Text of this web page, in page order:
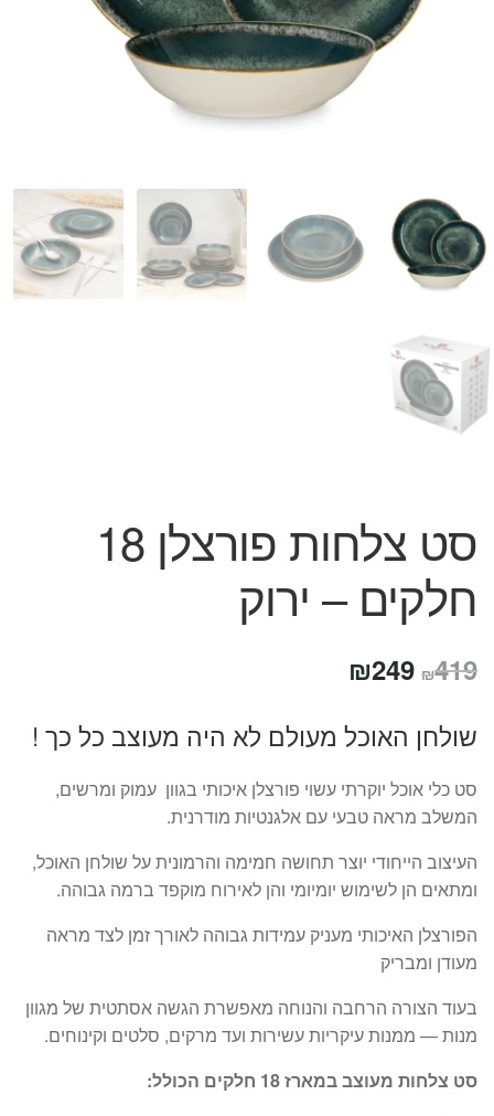
המותגים שלנו
מתנות לחנוכת בית
עגלת קניות
תשלום
סט צלחות פורצלן 18
חלקים – ירוק
₪419 המחיר
היה:
₪419.
₪249
הוא:
₪249.
שולחן האוכל מעולם לא היה מעוצב כל כך !
סט כלי אוכל יוקרתי עשוי פורצלן איכותי בגוון עמוק ומרשים,
המשלב מראה טבעי עם אלגנטיות מודרנית.
העיצוב הייחודי יוצר תחושה חמימה והרמונית על שולחן האוכל,
ומתאים הן לשימוש יומיומי והן לאירוח מוקפד ברמה גבוהה.
הפורצלן האיכותי מעניק עמידות גבוהה לאורך זמן לצד מראה
מעודן ומבריק
בעוד הצורה הרחבה והנוחה מאפשרת הגשה אסתטית של מגוון
מנות — ממנות עיקריות עשירות ועד מרקים, סלטים וקינוחים.
סט צלחות מעוצב במארז 18 חלקים הכולל: